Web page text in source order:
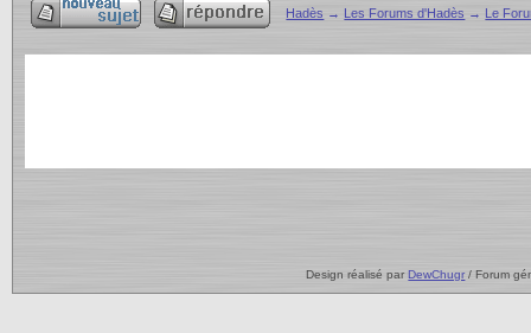
Hadès → Les Forums d'Hadès → Le
Design réalisé parDewChugr / Forum